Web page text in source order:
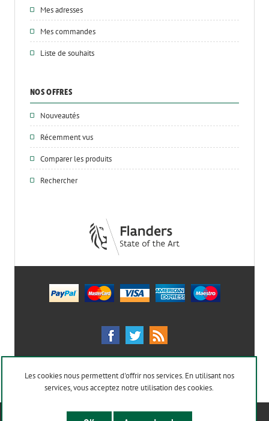
Mes adresses
Mes commandes
Liste de souhaits
NOS OFFRES
Nouveautés
Récemment vus
Comparer les produits
Rechercher
Powered by nopCommerce
Les cookies nous permettent d'offrir nos services. En utilisant nos
services, vous acceptez notre utilisation des cookies.